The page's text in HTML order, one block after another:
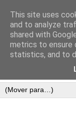
This site uses
and to analyze
shared with
metrics to ensure
statistics, and to